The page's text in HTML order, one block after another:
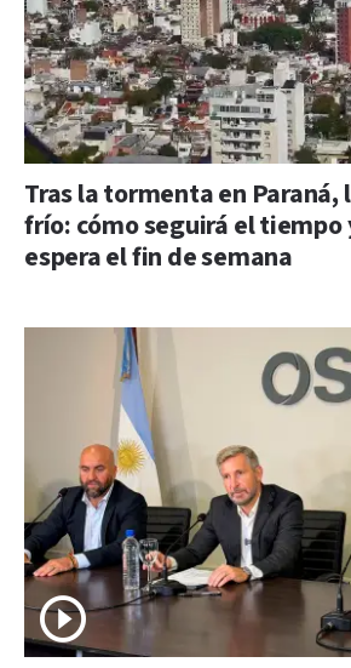
Tras la tormenta en Paraná,
frío: cómo seguirá el tiempo
espera el fin de semana